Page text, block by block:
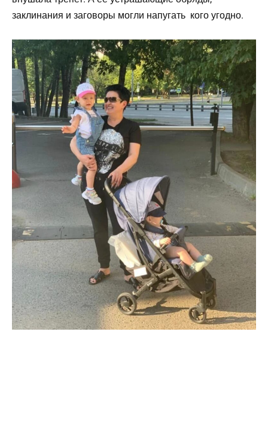
заклинания и заговоры могли напугать кого угодно.